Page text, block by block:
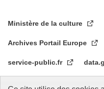
Ministère de la culture
Archives Portail Europe
service-public.fr